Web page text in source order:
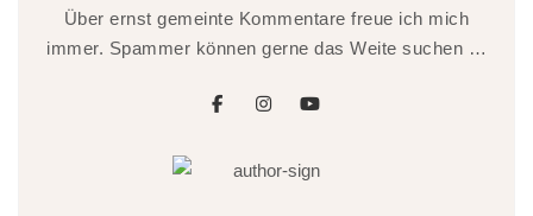
Über ernst gemeinte Kommentare freue ich mich
immer. Spammer können gerne das Weite suchen …